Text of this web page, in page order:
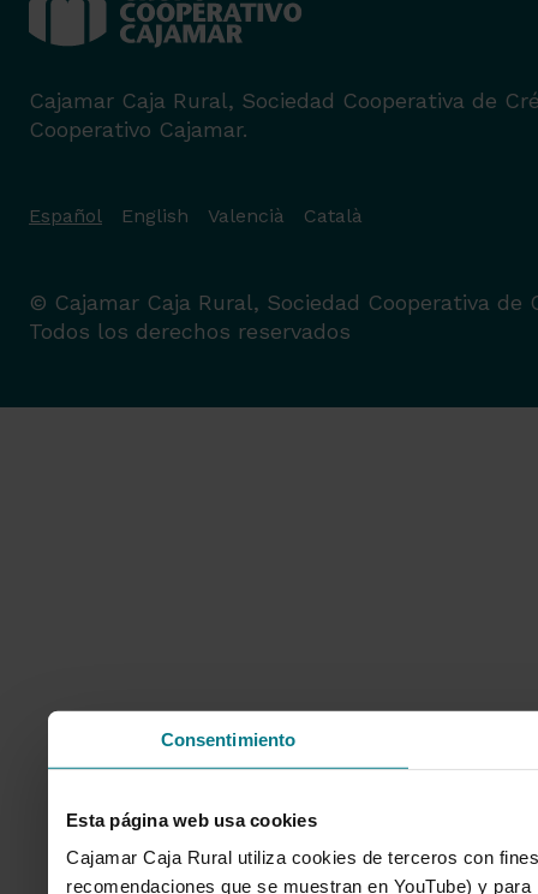
Consentimiento
Esta página web usa cookies
Cajamar Caja Rural utiliza cookies de terceros con
recomendaciones que se muestran en YouTube) y
Cajamar Caja Rural, Sociedad Cooperativa de
Cooperativo Cajamar.
Español English Valencià Català
© Cajamar Caja Rural, Sociedad Cooperativa de
Todos los derechos reservados